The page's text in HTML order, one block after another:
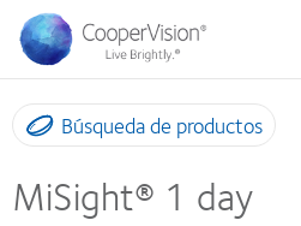
Pasar
contenido
principal
Búsqueda de productos
MiSight® 1 day